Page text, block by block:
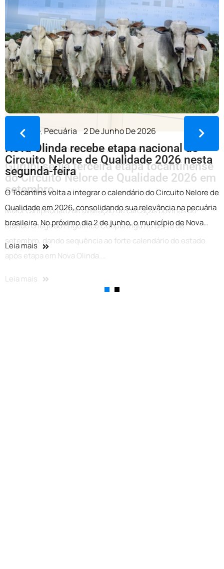
Destaque,Pecuária 2 De Junho De 2026
Nova Olinda recebe etapa nacional do
Circuito Nelore de Qualidade 2026 nesta
segunda-feira
O Tocantins volta a integrar o calendário do Circuito Nelore de
Qualidade em 2026, consolidando sua relevância na pecuária
brasileira. No próximo dia 2 de junho, o município de Nova…
Leia mais